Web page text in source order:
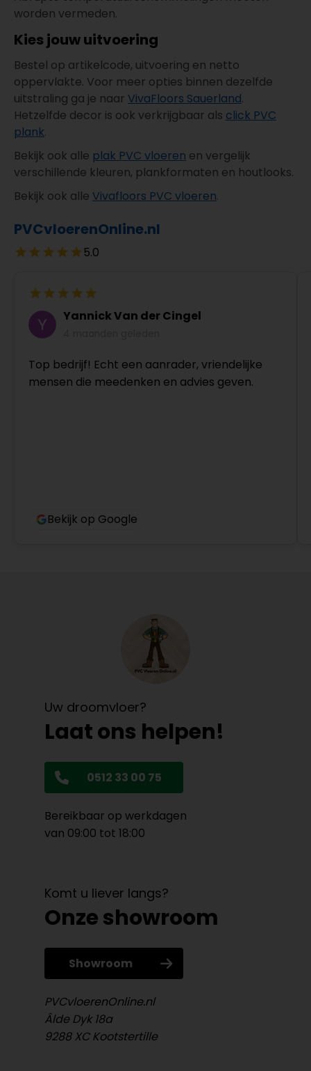
worden vermeden.
Kies jouw uitvoering
Bestel op artikelcode, uitvoering en netto
oppervlakte. Voor meer opties binnen dezelfde
uitstraling ga je naar VivaFloors Sauerland.
Hetzelfde decor is ook verkrijgbaar als click PVC
plank.
Bekijk ook alle plak PVC vloeren en vergelijk
verschillende kleuren, plankformaten en houtlooks.
Bekijk ook alle Vivafloors PVC vloeren.
PVCvloerenOnline.nl
5.0
Yannick Van der Cingel
Top bedrijf! Echt een aanrader, vriendelijke
mensen die meedenken en advies geven.
Bekijk op Google
Uw droomvloer?
Laat ons helpen!
0512 33 00 75
Bereikbaar op werkdagen
van 09:00 tot 18:00
Komt u liever langs?
Onze showroom
Showroom
PVCvloerenOnline.nl
Âlde Dyk 18a
9288 XC Kootstertille